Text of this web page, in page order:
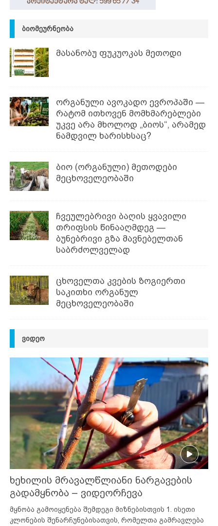
ᲑᲘᲝᲛᲔᲣᲠᲜᲔᲝᲑᲐ
მასანობუ ფუკუოკას მეთოდი
ორგანული ავოკადო ევროპაში —
რატომ ითხოვენ მომხმარებლები
უკვე არა მხოლოდ „ბიოს“, არამედ
ნამდვილ ხარისხსაც?
ბიო (ორგანული) მეთოდები
მეცხოველეობაში
ჩვეულებრივი ბაღის ყვავილი
თრიფსის წინააღმდეგ —
ბუნებრივი გზა მავნებელთან
საბრძოლველად
ცხოველთა კვების ზოგიერთი
საკითხი ორგანულ
მეცხოველეობაში
ᲕᲘᲓᲔᲝ
ხეხილის მრავალწლიანი ნარგავების
გადამყნობა – ვიდეორჩევა
მყნობა გამოიყენება შემდეგი მიზნებისთვის 1. ისეთი
კლონების შენარჩუნებისათვის, რომელთა გამრავლება